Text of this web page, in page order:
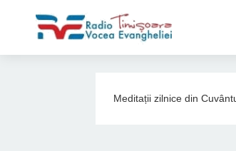
Meditații zilnice din